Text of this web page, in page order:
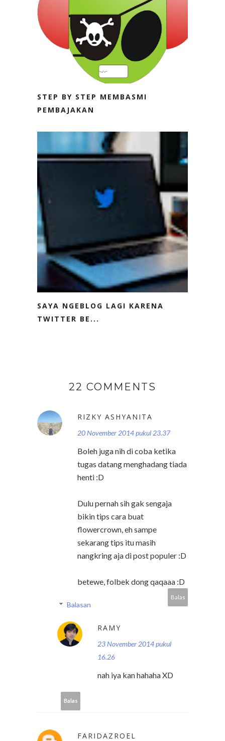
STEP BY STEP MEMBASMI
PEMBAJAKAN
SAYA NGEBLOG LAGI KARENA
TWITTER BE...
22 COMMENTS
RIZKY ASHYANITA
20 November 2014 pukul 23.37
Boleh juga nih di coba ketika
tugas datang menghadang tiada
henti :D
Dulu pernah sih gak sengaja
bikin tips cara buat
flowercrown, eh sampe
sekarang tips itu masih
nangkring aja di post populer :D
betewe, folbek dong qaqaaa :D
Balas
Balasan
RAMY
23 November 2014 pukul
16.26
nah iya kan hahaha XD
Balas
FARIDAZROEL